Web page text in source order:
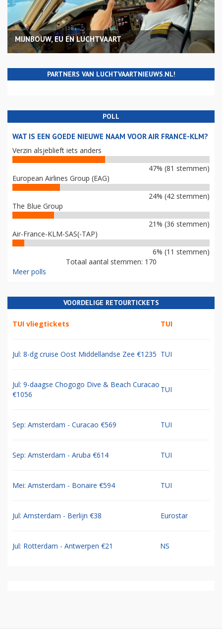
MIJNBOUW, EU EN LUCHTVAART
PARTNERS VAN LUCHTVAARTNIEUWS.NL!
POLL
WAT IS EEN GOEDE NIEUWE NAAM VOOR AIR FRANCE-KLM?
Verzin alsjeblieft iets anders
47% (81 stemmen)
European Airlines Group (EAG)
24% (42 stemmen)
The Blue Group
21% (36 stemmen)
Air-France-KLM-SAS(-TAP)
6% (11 stemmen)
Totaal aantal stemmen: 170
Meer polls
VOORDELIGE RETOURTICKETS
TUI vliegtickets TUI
Jul: 8-dg cruise Oost Middellandse Zee €1235 TUI
Jul: 9-daagse Chogogo Dive & Beach Curacao
€1056
TUI
Sep: Amsterdam - Curacao €569 TUI
Sep: Amsterdam - Aruba €614 TUI
Mei: Amsterdam - Bonaire €594 TUI
Jul: Amsterdam - Berlijn €38 Eurostar
Jul: Rotterdam - Antwerpen €21 NS